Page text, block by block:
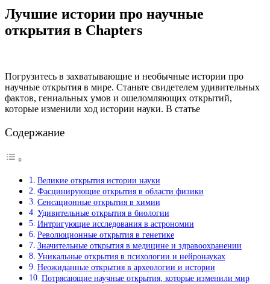
Лучшие истории про научные
открытия в Chapters
Погрузитесь в захватывающие и необычные истории про
научные открытия в мире. Станьте свидетелем удивительных
фактов, гениальных умов и ошеломляющих открытий,
которые изменили ход истории науки. В статье
Содержание
Великие открытия истории науки
Фасцинирующие открытия в области физики
Сенсационные открытия в химии
Удивительные открытия в биологии
Интригующие исследования в астрономии
Революционные открытия в генетике
Значительные открытия в медицине и здравоохранении
Уникальные открытия в психологии и нейронауках
Неожиданные открытия в археологии и истории
Потрясающие научные открытия, которые изменили мир